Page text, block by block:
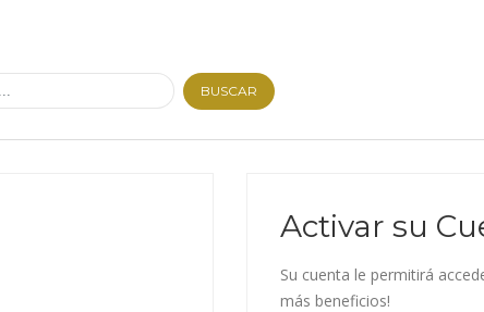
BUSCAR
Activar su
Su cuenta le permitirá
más beneficios!